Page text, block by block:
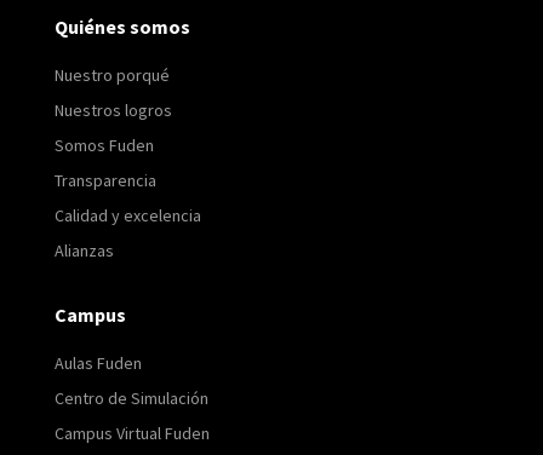
Quiénes somos
Nuestro porqué
Nuestros logros
Somos Fuden
Transparencia
Calidad y excelencia
Alianzas
Campus
Aulas Fuden
Centro de Simulación
Campus Virtual Fuden